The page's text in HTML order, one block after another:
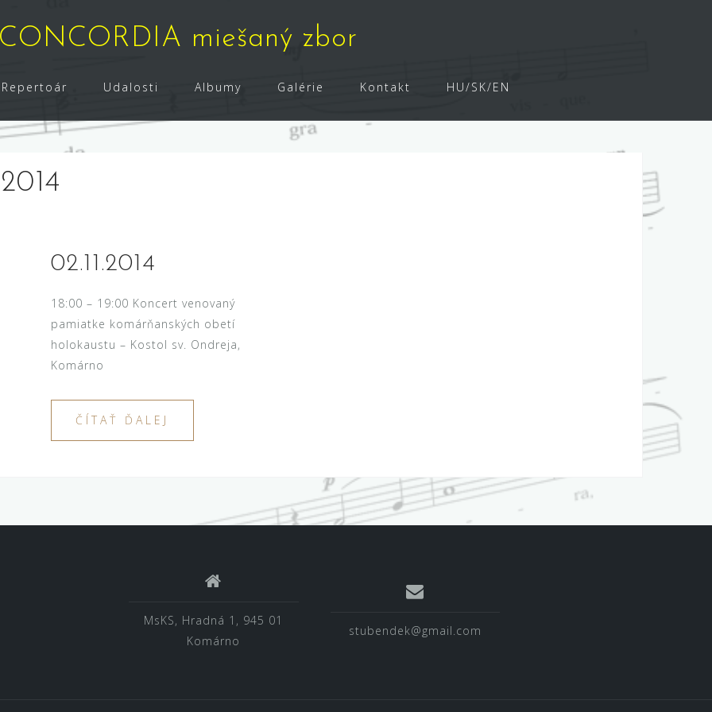
CONCORDIA miešaný zbor
Repertoár Udalosti Albumy Galérie Kontakt HU/SK/EN
02.11.2014
18:00 – 19:00 Koncert venovaný
pamiatke komárňanských obetí
holokaustu – Kostol sv. Ondreja,
Komárno
ČÍTAŤ ĎALEJ
MsKS, Hradná 1, 945 01
Komárno
stubendek@gmail.com